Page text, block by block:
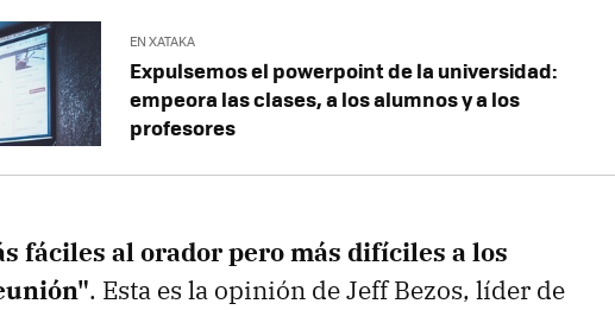
EN XATAKA
Expulsemos el powerpoint de la universidad:
empeora las clases, a los alumnos y a los
profesores
fáciles al orador pero más difíciles a los
. Esta es la opinión de Jeff Bezos, líder de